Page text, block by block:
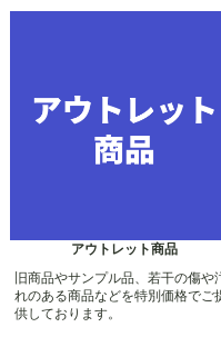
アウトレット商品
旧商品やサンプル品、若干の傷や
れのある商品などを特別価格でご
供しております。